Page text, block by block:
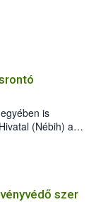
is
(Nébih) a
jelenlétét. A
de már fertőzött
a szlovák
érdekében.
szer